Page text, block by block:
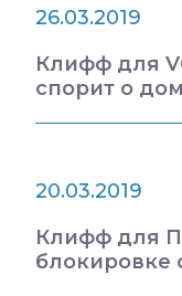
26.03.2019
Клифф для
спорит о
20.03.2019
Клифф для
блокировке